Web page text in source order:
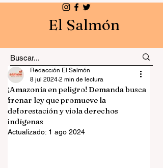
El Salmón
¡Amazonía en peligro! Demanda busca
frenar ley que promueve la
deforestación y viola derechos
indígenas
Redacción El Salmón
8 jul 2024 2 min de lectura
Actualizado: 1 ago 2024